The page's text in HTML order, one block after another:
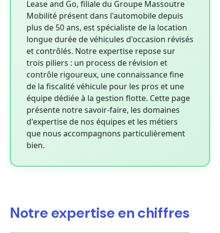
Lease and Go, filiale du Groupe Massoutre
Mobilité présent dans l'automobile depuis
plus de 50 ans, est spécialiste de la location
longue durée de véhicules d'occasion révisés
et contrôlés. Notre expertise repose sur
trois piliers : un process de révision et
contrôle rigoureux, une connaissance fine
de la fiscalité véhicule pour les pros et une
équipe dédiée à la gestion flotte. Cette page
présente notre savoir-faire, les domaines
d'expertise de nos équipes et les métiers
que nous accompagnons particulièrement
bien.
Notre expertise en chiffres